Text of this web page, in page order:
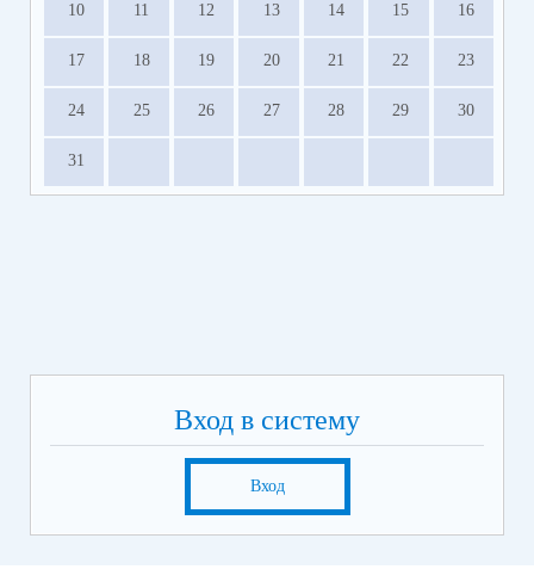
10 11 12 13 14 15 16
17 18 19 20 21 22 23
24 25 26 27 28 29 30
31
Вход в систему
Вход